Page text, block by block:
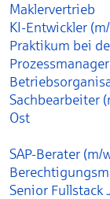
Maklervertrieb
KI-Entwickler
Praktikum bei
Sachbearbeiter
Ost
SAP-Berater (m/
Senior Fullstack